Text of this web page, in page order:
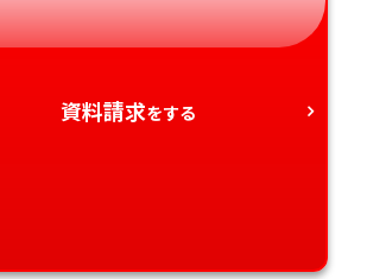
静岡県
愛知県
和歌山県
徳島県
香川県
大分県
宮崎県
資料請求をする